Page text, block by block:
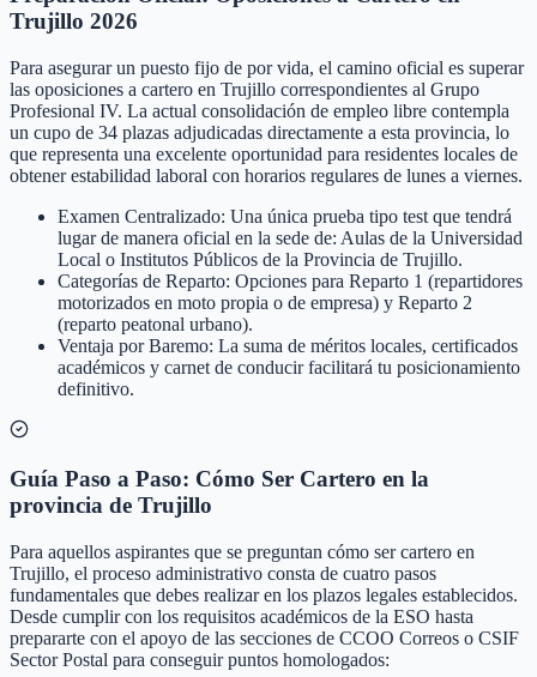
Trujillo 2026
Para asegurar un puesto fijo de por vida, el camino oficial es superar
las oposiciones a cartero en Trujillo correspondientes al Grupo
Profesional IV. La actual consolidación de empleo libre contempla
un cupo de 34 plazas adjudicadas directamente a esta provincia, lo
que representa una excelente oportunidad para residentes locales de
obtener estabilidad laboral con horarios regulares de lunes a viernes.
Examen Centralizado: Una única prueba tipo test que tendrá
lugar de manera oficial en la sede de: Aulas de la Universidad
Local o Institutos Públicos de la Provincia de Trujillo.
Categorías de Reparto: Opciones para Reparto 1 (repartidores
motorizados en moto propia o de empresa) y Reparto 2
(reparto peatonal urbano).
Ventaja por Baremo: La suma de méritos locales, certificados
académicos y carnet de conducir facilitará tu posicionamiento
definitivo.
Guía Paso a Paso: Cómo Ser Cartero en la
provincia de Trujillo
Para aquellos aspirantes que se preguntan cómo ser cartero en
Trujillo, el proceso administrativo consta de cuatro pasos
fundamentales que debes realizar en los plazos legales establecidos.
Desde cumplir con los requisitos académicos de la ESO hasta
prepararte con el apoyo de las secciones de CCOO Correos o CSIF
Sector Postal para conseguir puntos homologados: